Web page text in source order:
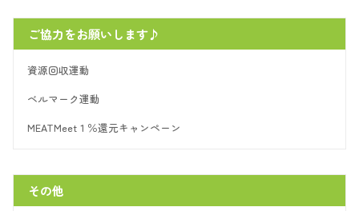
ご協力をお願いします♪
資源回収運動
ベルマーク運動
MEATMeet１％還元キャンペーン
その他